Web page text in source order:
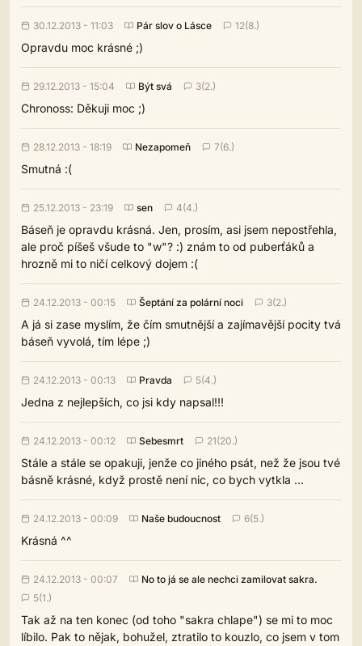
30.12.2013 - 11:03 Pár slov o Lásce 12(8.)
Opravdu moc krásné ;)
29.12.2013 - 15:04 Být svá 3(2.)
Chronoss: Děkuji moc ;)
28.12.2013 - 18:19 Nezapomeň 7(6.)
Smutná :(
25.12.2013 - 23:19 sen 4(4.)
Báseň je opravdu krásná. Jen, prosím, asi jsem nepostřehla,
ale proč píšeš všude to "w"? :) znám to od puberťáků a
hrozně mi to ničí celkový dojem :(
24.12.2013 - 00:15 Šeptání za polární noci 3(2.)
A já si zase myslím, že čím smutnější a zajímavější pocity tvá
báseň vyvolá, tím lépe ;)
24.12.2013 - 00:13 Pravda 5(4.)
Jedna z nejlepších, co jsi kdy napsal!!!
24.12.2013 - 00:12 Sebesmrt 21(20.)
Stále a stále se opakuji, jenže co jiného psát, než že jsou tvé
básně krásné, když prostě není nic, co bych vytkla ...
24.12.2013 - 00:09 Naše budoucnost 6(5.)
Krásná ^^
24.12.2013 - 00:07
No to já se ale nechci zamilovat sakra.
5(1.)
Tak až na ten konec (od toho "sakra chlape") se mi to moc
líbilo. Pak to nějak, bohužel, ztratilo to kouzlo, co jsem v tom